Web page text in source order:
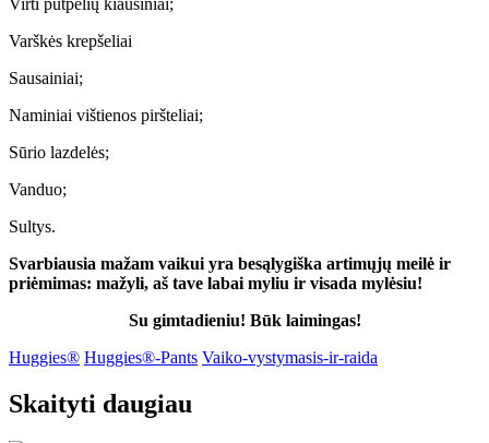
Varškės krepšeliai
Sausainiai;
Naminiai vištienos piršteliai;
Sūrio lazdelės;
Vanduo;
Sultys.
Svarbiausia mažam vaikui yra besąlygiška artimųjų meilė ir
priėmimas: mažyli, aš tave labai myliu ir visada mylėsiu!
Su gimtadieniu! Būk laimingas!
Huggies® Huggies®-Pants Vaiko-vystymasis-ir-raida
Skaityti daugiau